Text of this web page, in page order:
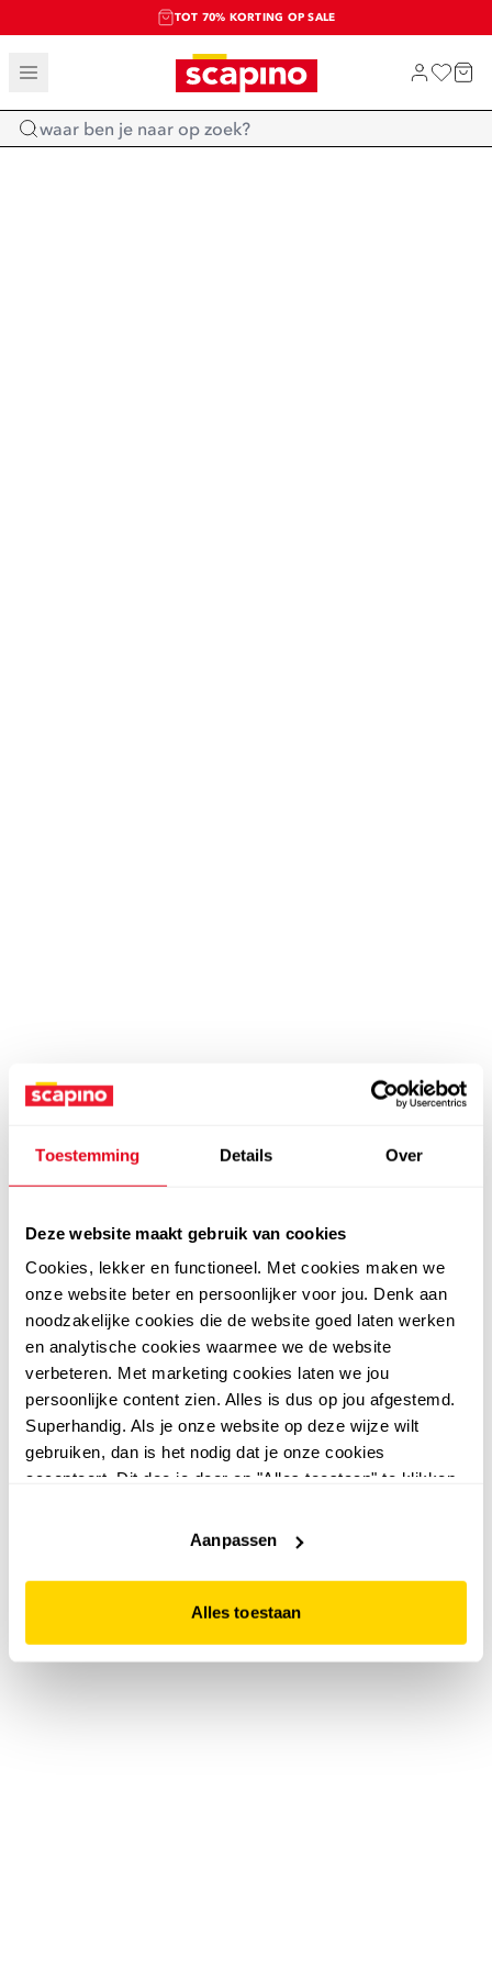
Toestemming Details Over
Deze website maakt gebruik van cookies
Cookies, lekker en functioneel. Met cookies maken we
onze website beter en persoonlijker voor jou. Denk aan
noodzakelijke cookies die de website goed laten werken
en analytische cookies waarmee we de website
verbeteren. Met marketing cookies laten we jou
persoonlijke content zien. Alles is dus op jou afgestemd.
Superhandig. Als je onze website op deze wijze wilt
gebruiken, dan is het nodig dat je onze cookies
accepteert. Dit doe je door op "Alles toestaan" te klikken.
website niet optimaal functioneert.
Aanpassen
Alles toestaan
TOT 70% KORTING OP SALE
SALE: LAATSTE KANS!
SHOP NIEUW
Home